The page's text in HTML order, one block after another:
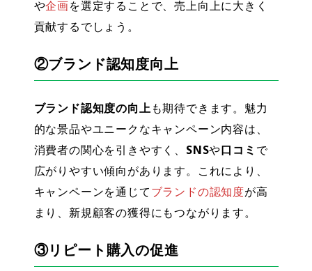
や企画を選定することで、売上向上に大きく
貢献するでしょう。
②ブランド認知度向上
ブランド認知度の向上も期待できます。魅力
的な景品やユニークなキャンペーン内容は、
消費者の関心を引きやすく、 SNSや口コミ で
広がりやすい傾向があります。これにより、
キャンペーンを通じてブランドの認知度が高
まり、新規顧客の獲得にもつながります。
③リピート購入の促進